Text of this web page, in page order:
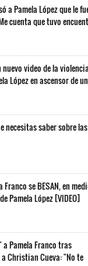
a Pamela López que le
cuenta que tuvo
video de la
López en ascensor de un
necesitas saber sobre las
se BESAN, en
Pamela López [VIDEO]
Pamela Franco tras
Christian Cueva: "No te